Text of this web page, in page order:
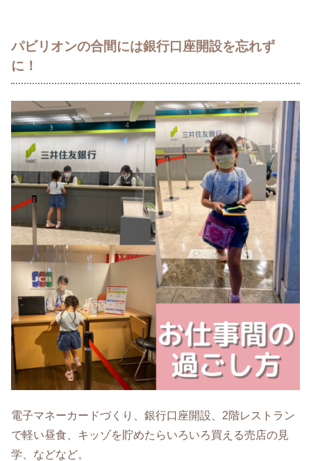
パビリオンの合間には銀行口座開設を忘れず
に！
電子マネーカードづくり、銀行口座開設、2階レストラン
で軽い昼食、キッゾを貯めたらいろいろ買える売店の見
学、などなど。